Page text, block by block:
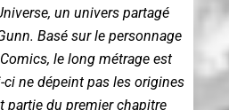
un univers partagé
Basé sur le personnage
le long métrage est
ne dépeint pas les origines
partie du premier chapitre